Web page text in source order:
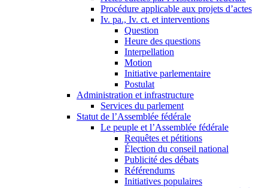
Procédure applicable aux projets d’actes
Iv. pa., Iv. ct. et interventions
Question
Heure des questions
Interpellation
Motion
Initiative parlementaire
Postulat
Administration et infrastructure
Services du parlement
Statut de l’Assemblée fédérale
Le peuple et l’Assemblée fédérale
Requêtes et pétitions
Élection du conseil national
Publicité des débats
Référendums
Initiatives populaires